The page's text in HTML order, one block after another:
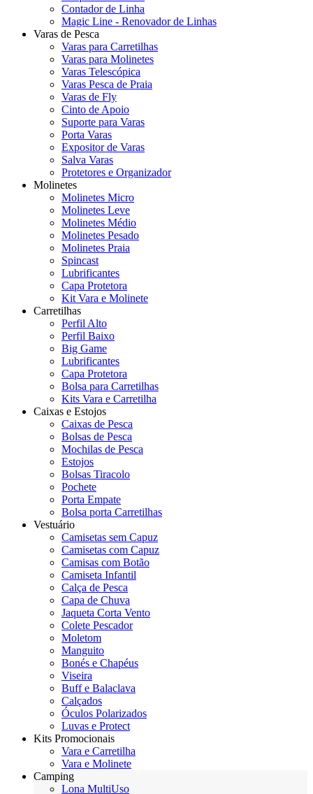
Contador de Linha
Magic Line - Renovador de Linhas
Varas de Pesca
Varas para Carretilhas
Varas para Molinetes
Varas Telescópica
Varas Pesca de Praia
Varas de Fly
Cinto de Apoio
Suporte para Varas
Porta Varas
Expositor de Varas
Salva Varas
Protetores e Organizador
Molinetes
Molinetes Micro
Molinetes Leve
Molinetes Médio
Molinetes Pesado
Molinetes Praia
Spincast
Lubrificantes
Capa Protetora
Kit Vara e Molinete
Carretilhas
Perfil Alto
Perfil Baixo
Big Game
Lubrificantes
Capa Protetora
Bolsa para Carretilhas
Kits Vara e Carretilha
Caixas e Estojos
Caixas de Pesca
Bolsas de Pesca
Mochilas de Pesca
Estojos
Bolsas Tiracolo
Pochete
Porta Empate
Bolsa porta Carretilhas
Vestuário
Camisetas sem Capuz
Camisetas com Capuz
Camisas com Botão
Camiseta Infantil
Calça de Pesca
Capa de Chuva
Jaqueta Corta Vento
Colete Pescador
Moletom
Manguito
Bonés e Chapéus
Viseira
Buff e Balaclava
Calçados
Óculos Polarizados
Luvas e Protect
Kits Promocionais
Vara e Carretilha
Vara e Molinete
Camping
Lona MultiUso